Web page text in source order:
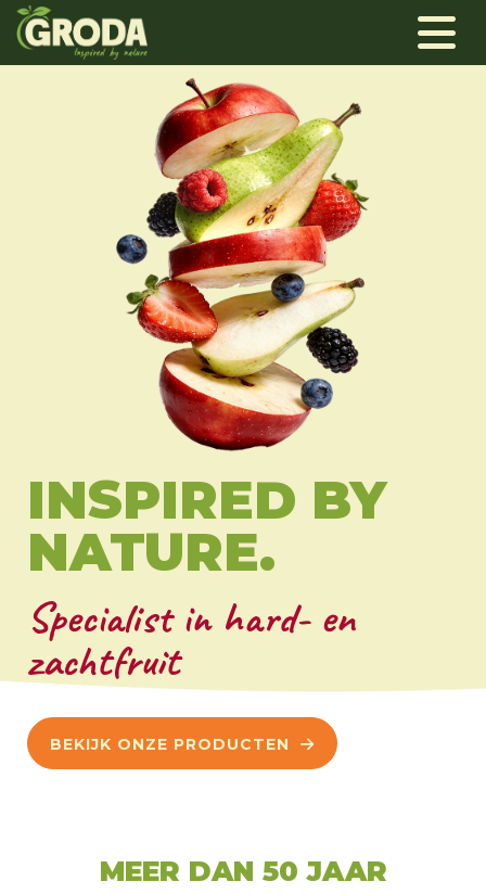
INSPIRED BY
NATURE.
Specialist in hard- en
zachtfruit
BEKIJK ONZE PRODUCTEN
MEER DAN 50 JAAR